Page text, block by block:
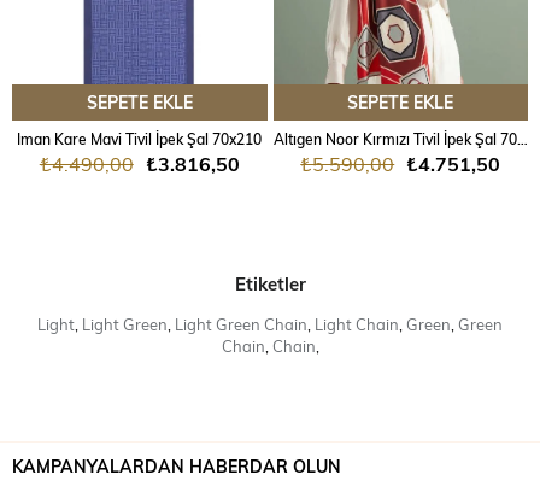
SEPETE EKLE
Iman Kare Mavi Tivil İpek Şal 70x210
₺3.816,50
₺4.490,00
SEPETE EKLE
Altıgen Noor Kırmızı Tivil İpek Şal 70x204
₺4.751,50
₺5.590,00
Etiketler
Light Light Green Light Green Chain Light Chain Green Green
Chain Chain
KAMPANYALARDAN HABERDAR OLUN